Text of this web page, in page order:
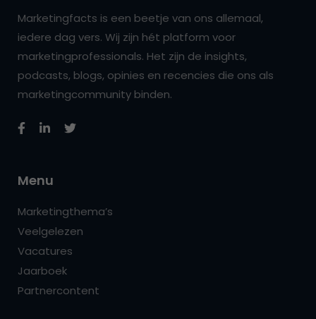
Marketingfacts is een beetje van ons allemaal,
iedere dag vers. Wij zijn hét platform voor
marketingprofessionals. Het zijn de insights,
podcasts, blogs, opinies en recencies die ons als
marketingcommunity binden.
Menu
Marketingthema’s
Veelgelezen
Vacatures
Jaarboek
Partnercontent